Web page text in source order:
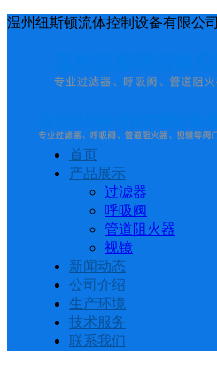
温州纽斯顿流体控制设备有限公司
首页
产品展示
过滤器
呼吸阀
管道阻火器
视镜
新闻动态
公司介绍
生产环境
技术服务
联系我们